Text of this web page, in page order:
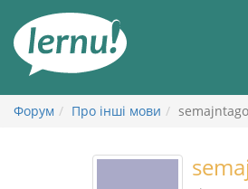
змісту
Форум Про інші мови